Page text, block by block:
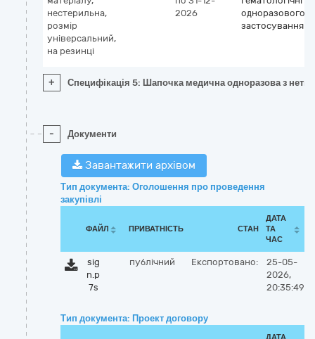
нестерильна,
розмір
універсальний,
на резинці
2026
одноразового
застосування
+ Специфікація 5: Шапочка медична одноразова з
- Документи
Завантажити архівом
Тип документа: Оголошення про проведення
закупівлі
ФАЙЛ ПРИВАТНІСТЬ СТАН
ДАТА
ТА
ЧАС
sig
n.p
7s
публічний Експортовано:
25-05-
2026,
20:35:49
Тип документа: Проект договору